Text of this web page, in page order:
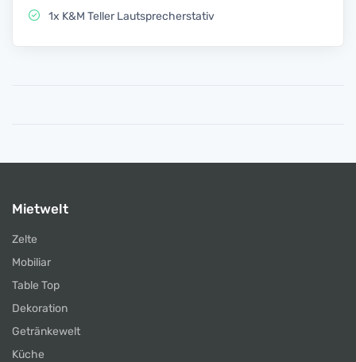
1x K&M Teller Lautsprecherstativ
Mietwelt
Zelte
Mobiliar
Table Top
Dekoration
Getränkewelt
Küche